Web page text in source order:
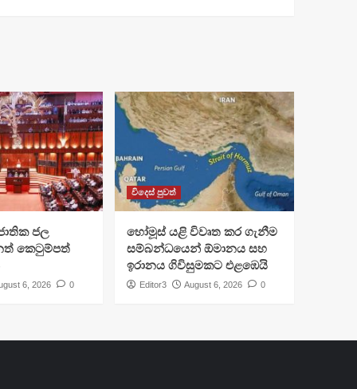
ජල
කෙටුම්පත්
6, 2026 0
විදෙස් පුවත්
හෝමූස් යළි විවෘත කර ගැනීම
සම්බන්ධයෙන් ඕමානය සහ
ඉරානය ගිවිසුමකට එළඹෙයි
Editor3 August 6, 2026 0